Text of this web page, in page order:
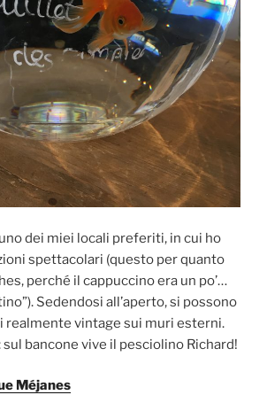
dei miei locali preferiti, in cui ho
spettacolari (questo per quanto
perché il cappuccino era un po’…
Sedendosi all’aperto, si possono
realmente vintage sui muri esterni.
bancone vive il pesciolino Richard!
Méjanes